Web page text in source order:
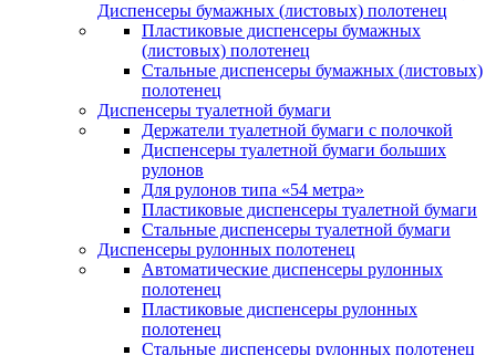
Диспенсеры бумажных (листовых) полотенец
Пластиковые диспенсеры бумажных
(листовых) полотенец
Стальные диспенсеры бумажных (листовых)
полотенец
Диспенсеры туалетной бумаги
Держатели туалетной бумаги с полочкой
Диспенсеры туалетной бумаги больших
рулонов
Для рулонов типа «54 метра»
Пластиковые диспенсеры туалетной бумаги
Стальные диспенсеры туалетной бумаги
Диспенсеры рулонных полотенец
Автоматические диспенсеры рулонных
полотенец
Пластиковые диспенсеры рулонных
полотенец
Стальные диспенсеры рулонных полотенец